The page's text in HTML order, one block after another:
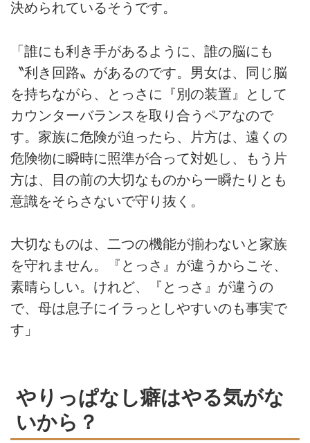
決められているそうです。
「誰にも利き手があるように、誰の脳にも
〝利き回路〟があるのです。男女は、同じ脳
を持ちながら、とっさに『別の装置』として
カウンターバランスを取り合うペアなので
す。家族に危険が迫ったら、片方は、遠くの
危険物に瞬時に照準が合って対処し、もう片
方は、目の前の大切なものから一瞬たりとも
意識をそらさないで守り抜く。
大切なものは、二つの機能が揃わないと家族
を守れません。『とっさ』が違うからこそ、
素晴らしい。けれど、『とっさ』が違うの
で、母は息子にイラっとしやすいのも事実で
す」
やりっぱなし癖はやる気がな
いから？